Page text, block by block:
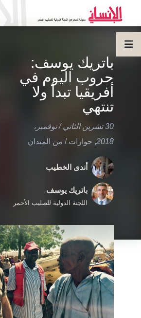
باتريك يوسف:
حروب اليوم في
أفريقيا تبدأ ولا
تنتهي
30 تشرين الثاني / نوفمبر،
2018
, حوارات / من الميدان
أندى الخطيب
باتريك يوسف
اللجنة الدولية للصليب الأحمر